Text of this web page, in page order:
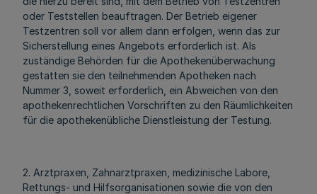
oder Teststellen beauftragen. Der Betrieb eigener
Testzentren soll vor allem dann erfolgen, wenn das zur
Sicherstellung eines Angebots erforderlich ist. Als
zuständige Behörden für die Apothekenüberwachung
gestatten sie den teilnehmenden Apotheken nach
Nummer 3, soweit erforderlich, ein Abweichen von den
apothekenrechtlichen Vorschriften zu den Räumlichkeiten
für die apothekenübliche Dienstleistung der Testung.
2. Arztpraxen, Zahnarztpraxen, medizinische Labore,
Rettungs- und Hilfsorganisationen sowie die von den